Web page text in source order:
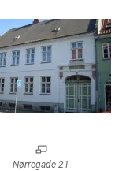
Nørregade 21